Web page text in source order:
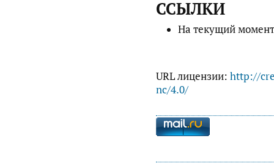
ССЫЛКИ
На текущий
URL лицензии: http://
nc/4.0/